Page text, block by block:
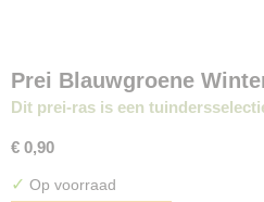
Prei Blauwgroene
Dit prei-ras is een
€ 0,90
✓ Op voorraad